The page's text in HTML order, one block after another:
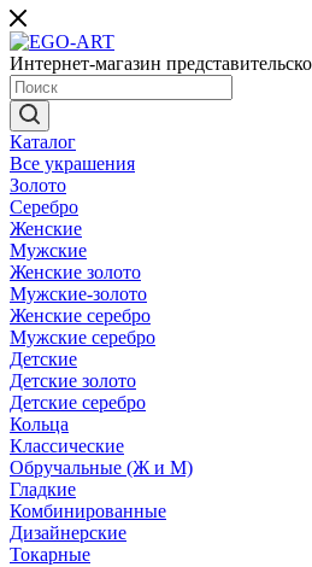
Интернет-магазин
Каталог
Все украшения
Золото
Серебро
Женские
Мужские
Женские золото
Мужские-золото
Женские серебро
Мужские серебро
Детские
Детские золото
Детские серебро
Кольца
Классические
Обручальные (Ж и М)
Гладкие
Комбинированные
Дизайнерские
Токарные